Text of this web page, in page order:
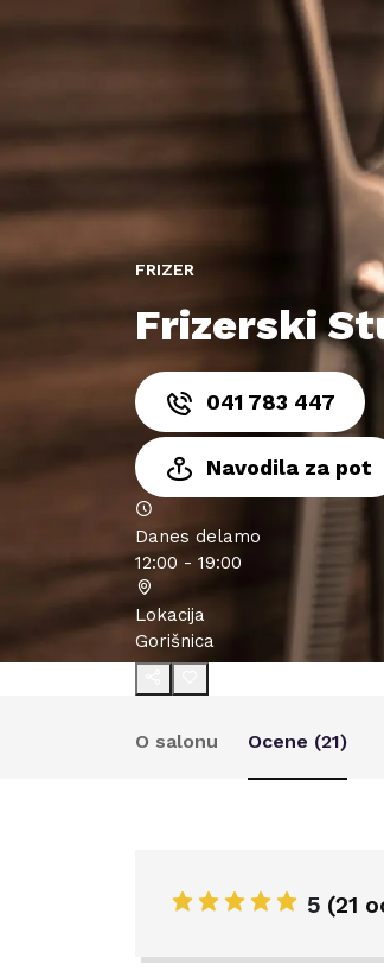
FRIZER
Frizerski
041 783 447
Navodila za pot
Danes delamo
12:00 - 19:00
Lokacija
Gorišnica
O salonu Ocene (21)
5 (21